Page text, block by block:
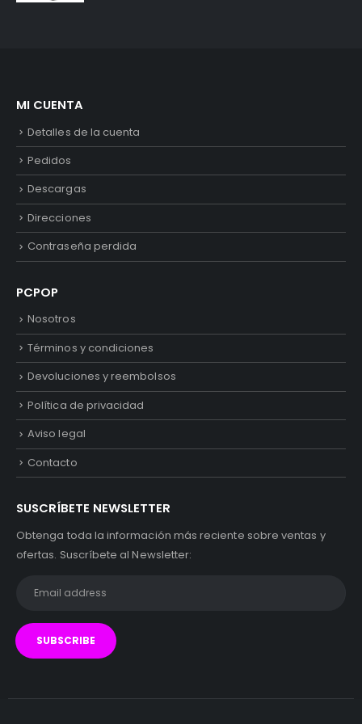
MI CUENTA
Detalles de la cuenta
Pedidos
Descargas
Direcciones
Contraseña perdida
PCPOP
Nosotros
Términos y condiciones
Devoluciones y reembolsos
Política de privacidad
Aviso legal
Contacto
SUSCRÍBETE NEWSLETTER
Obtenga toda la información más reciente sobre ventas y
ofertas. Suscríbete al Newsletter: